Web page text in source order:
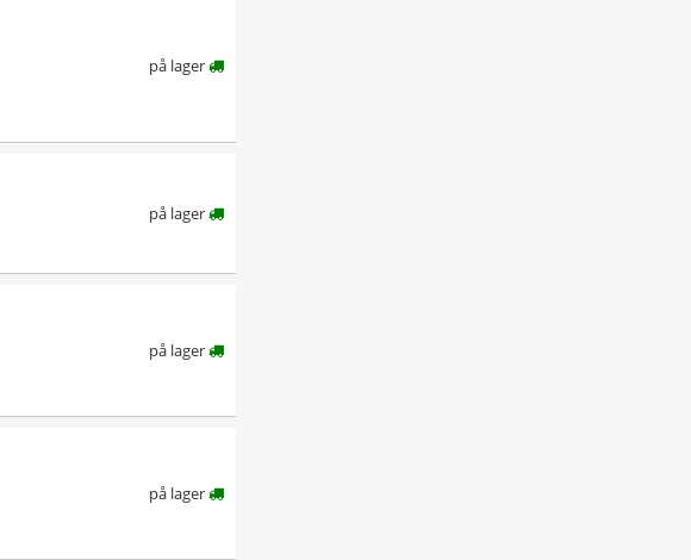
på lager
på lager
på lager
på lager